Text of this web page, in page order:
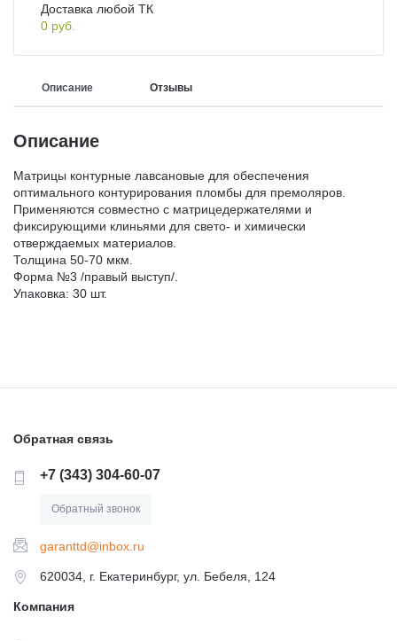
ДЕЗИНФИЦИРУЮЩИЕ СРЕДСТВА,
АНТИСЕПТИКИ
ПОЛИРЫ ДЛЯ ПОЛИРОВАНИЯ, ШЛИФОВАНИЯ
ПОДКЛАДОЧНЫЕ МАТЕРИАЛЫ
МАТЕРИАЛЫ ДЛЯ ЭНДОДОНТИЧЕСКОГО
ЛЕЧЕНИЯ
МАТЕРИАЛЫ И ПРИНАДЛЕЖНОСТИ ДЛЯ
МАТЕРИАЛЫ ДЛЯ ИЗОЛЯЦИИ РАБОЧЕГО ПОЛЯ
МАТЕРИАЛ ДЛЯ ПЕРЕБАЗИРОВКИ
ЛИТЕЙНОЕ ОБОРУДОВАНИЕ / ИНСТРУМЕНТЫ
АРТИКУЛЛЯТОРЫ, ОККЛЮДАТОРЫ
CAD/CAM
ПЕСКОСТРУЙНОЕ ОБОРУДОВАНИЕ
ОБОРУДОВАНИЕ ЗУБОТЕХНИЧЕСКОЕ
Доставка любой ТК
0 руб.
Описание Отзывы
Описание
Матрицы контурные лавсановые для обеспечения
оптимального контурирования пломбы для премоляров.
Применяются совместно с матрицедержателями и
фиксирующими клиньями для свето- и химически
отверждаемых материалов.
Толщина 50-70 мкм.
Форма №3 /правый выступ/.
Упаковка: 30 шт.
Обратная связь
+7 (343) 304-60-07
Обратный звонок
garanttd@inbox.ru
620034, г. Екатеринбург, ул. Бебеля, 124
Компания